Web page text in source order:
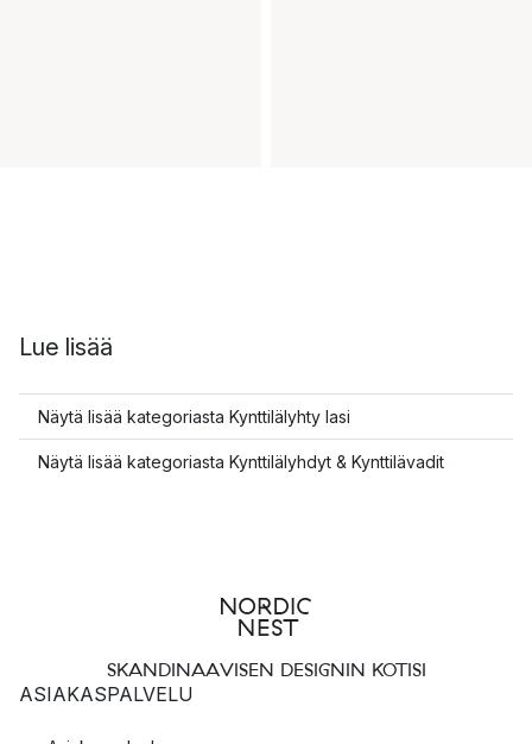
Lue lisää
Näytä lisää kategoriasta Kynttilälyhty lasi
Näytä lisää kategoriasta Kynttilälyhdyt & Kynttilävadit
SKANDINAAVISEN DESIGNIN KOTISI
ASIAKASPALVELU